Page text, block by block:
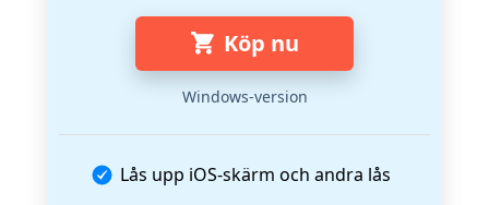
Köp nu
Windows-version
Lås upp iOS-skärm och andra lås